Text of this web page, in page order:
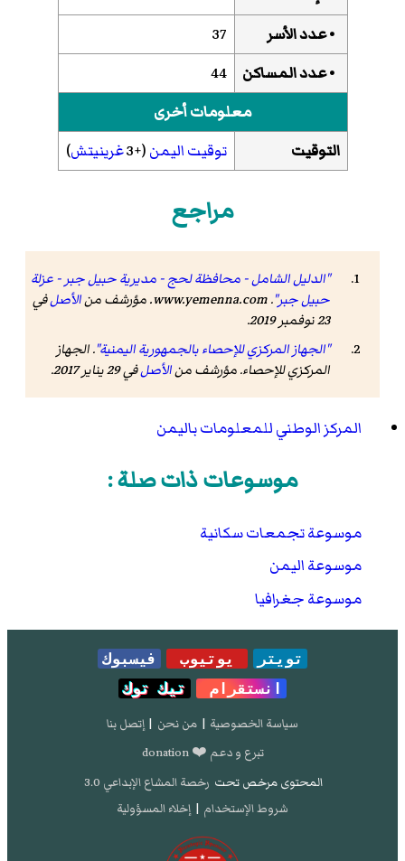
• عدد الأسر
37
• عدد المساكن
44
معلومات أخرى
التوقيت
توقيت اليمن(+3 غرينيتش)
مراجع
"الدليل الشامل - محافظة لحج - مديرية حبيل جبر - عزلة
حبيل جبر".
www.yemenna.com. مؤرشف منالأصلفي
23 نوفمبر 2019
.
"الجهاز المركزي للإحصاء بالجمهورية اليمنية". الجهاز
المركزي للإحصاء. مؤرشف منالأصلفي 29 يناير 2017 .
المركز الوطني للمعلومات باليمن
موسوعات ذات صلة :
موسوعة تجمعات سكانية
موسوعة اليمن
موسوعة جغرافيا
تويتر يوتيوب
فيسبوك
انستقرام
تيك توك
سياسة الخصوصية | من نحن | إتصل بنا
تبرع و دعم ❤️ donation
المحتوى مرخص تحت رخصة المشاع الإبداعي 3.0
شروط الإستخدام | إخلاء المسؤولية